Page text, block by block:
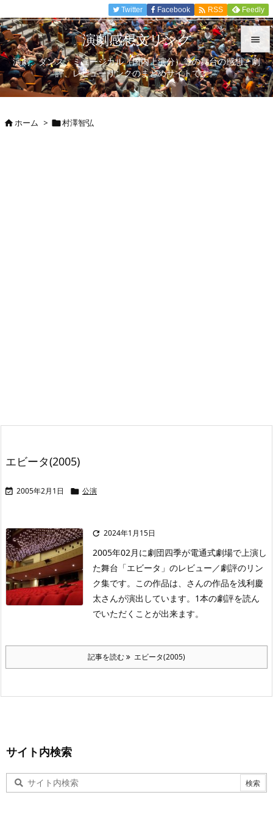


メニュ

Twitter Facebook  RSS Feedly
演劇感想文リンク
演劇、ダンス、ミュージカル（国内上演分）等の舞台の感想、劇
評、レビューリンクのまとめサイトです。
ホーム > 村澤智弘
エビータ(2005)
 2005年2月1日  公演
 2024年1月15日
2005年02月に劇団四季が電通式劇場で上演し
た舞台「エビータ」のレビュー／劇評のリン
ク集です。この作品は、さんの作品を浅利慶
太さんが演出しています。1本の劇評を読ん
でいただくことが出来ます。
記事を読む エビータ(2005)
サイト内検索